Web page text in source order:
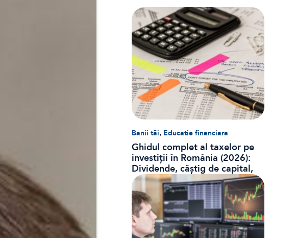
Banii tăi, Educatie financiara
Ghidul complet al taxelor pe
investiții în România (2026):
Dividende, câștig de capital,
dobânzi și CASS